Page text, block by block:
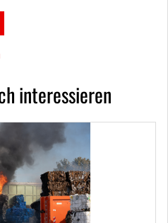
interessieren